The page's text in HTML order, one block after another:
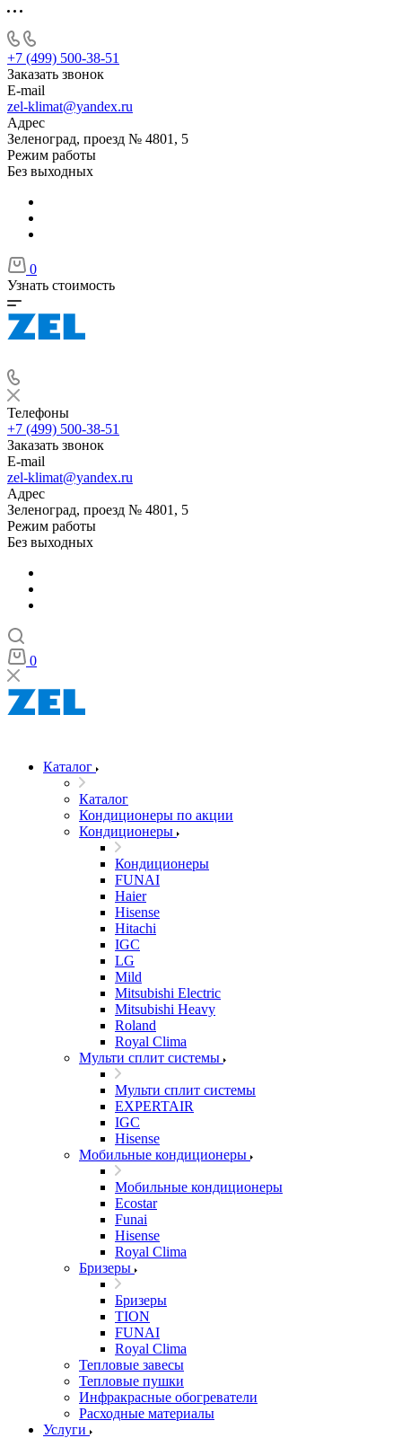
+7 (499) 500-38-51
Заказать звонок
E-mail
zel-klimat@yandex.ru
Адрес
Зеленоград, проезд № 4801, 5
Режим работы
Без выходных
0
Узнать стоимость
Телефоны
+7 (499) 500-38-51
Заказать звонок
E-mail
zel-klimat@yandex.ru
Адрес
Зеленоград, проезд № 4801, 5
Режим работы
Без выходных
0
Каталог
Каталог
Кондиционеры по акции
Кондиционеры
Кондиционеры
FUNAI
Haier
Hisense
Hitachi
IGC
LG
Mild
Mitsubishi Electric
Mitsubishi Heavy
Roland
Royal Clima
Мульти сплит системы
Мульти сплит системы
EXPERTAIR
IGC
Hisense
Мобильные кондиционеры
Мобильные кондиционеры
Ecostar
Funai
Hisense
Royal Clima
Бризеры
Бризеры
TION
FUNAI
Royal Clima
Тепловые завесы
Тепловые пушки
Инфракрасные обогреватели
Расходные материалы
Услуги